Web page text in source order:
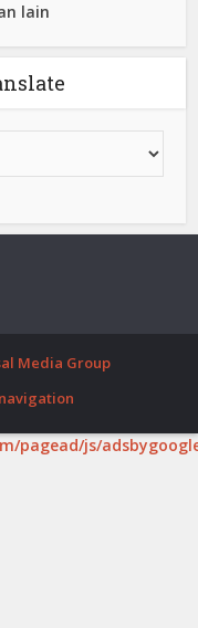
lain
Media Group
pagead/js/